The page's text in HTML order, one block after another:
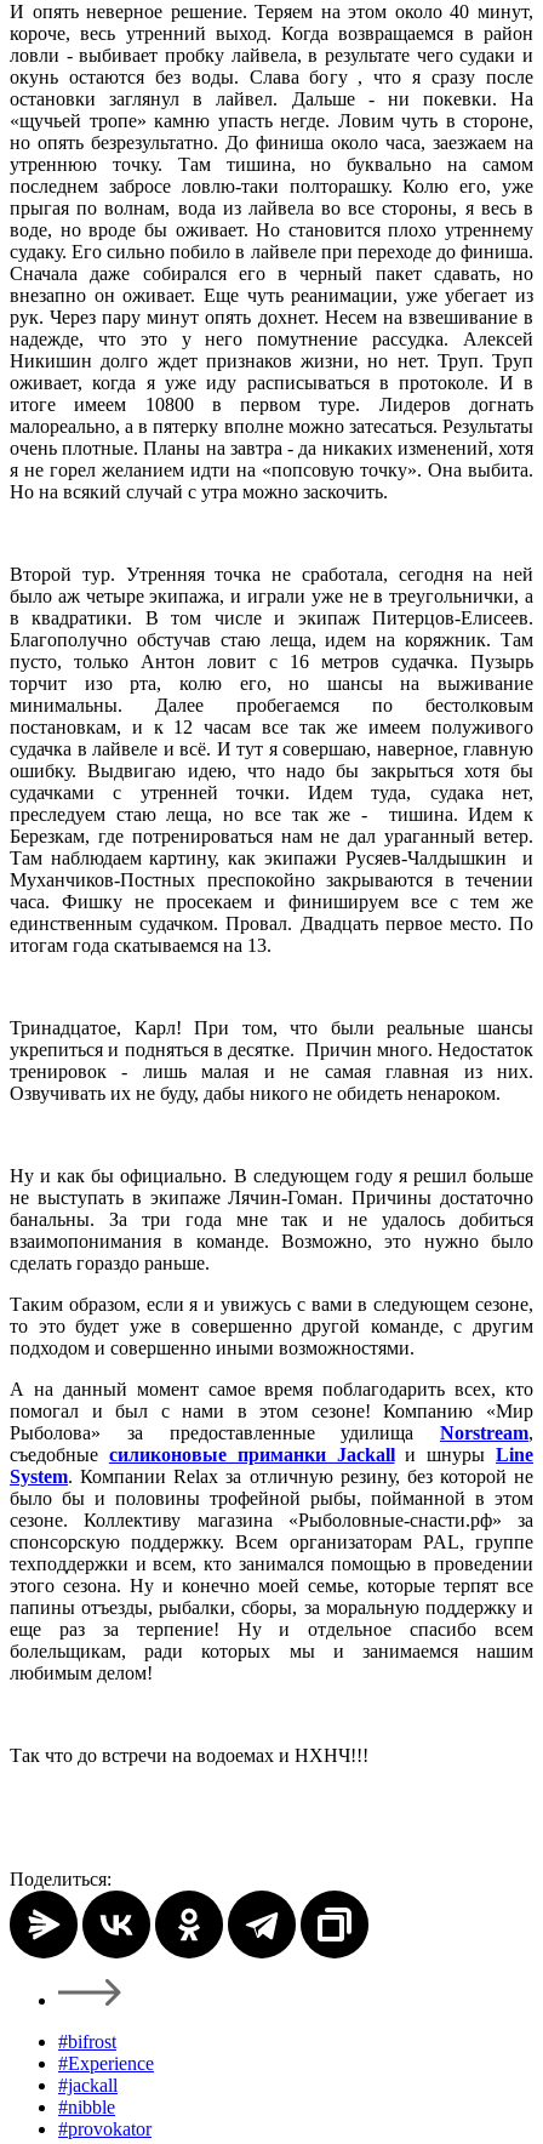
И опять неверное решение. Теряем на этом около 40 минут,
короче, весь утренний выход. Когда возвращаемся в район
ловли - выбивает пробку лайвела, в результате чего судаки и
окунь остаются без воды. Слава богу , что я сразу после
остановки заглянул в лайвел. Дальше - ни покевки. На
«щучьей тропе» камню упасть негде. Ловим чуть в стороне,
но опять безрезультатно. До финиша около часа, заезжаем на
утреннюю точку. Там тишина, но буквально на самом
последнем забросе ловлю-таки полторашку. Колю его, уже
прыгая по волнам, вода из лайвела во все стороны, я весь в
воде, но вроде бы оживает. Но становится плохо утреннему
судаку. Его сильно побило в лайвеле при переходе до финиша.
Сначала даже собирался его в черный пакет сдавать, но
внезапно он оживает. Еще чуть реанимации, уже убегает из
рук. Через пару минут опять дохнет. Несем на взвешивание в
надежде, что это у него помутнение рассудка. Алексей
Никишин долго ждет признаков жизни, но нет. Труп. Труп
оживает, когда я уже иду расписываться в протоколе. И в
итоге имеем 10800 в первом туре. Лидеров догнать
малореально, а в пятерку вполне можно затесаться. Результаты
очень плотные. Планы на завтра - да никаких изменений, хотя
я не горел желанием идти на «попсовую точку». Она выбита.
Но на всякий случай с утра можно заскочить.
Второй тур. Утренняя точка не сработала, сегодня на ней
было аж четыре экипажа, и играли уже не в треугольнички, а
в квадратики. В том числе и экипаж Питерцов-Елисеев.
Благополучно обстучав стаю леща, идем на коряжник. Там
пусто, только Антон ловит с 16 метров судачка. Пузырь
торчит изо рта, колю его, но шансы на выживание
минимальны. Далее пробегаемся по бестолковым
постановкам, и к 12 часам все так же имеем полуживого
судачка в лайвеле и всё. И тут я совершаю, наверное, главную
ошибку. Выдвигаю идею, что надо бы закрыться хотя бы
судачками с утренней точки. Идем туда, судака нет,
преследуем стаю леща, но все так же - тишина. Идем к
Березкам, где потренироваться нам не дал ураганный ветер.
Там наблюдаем картину, как экипажи Русяев-Чалдышкин и
Муханчиков-Постных преспокойно закрываются в течении
часа. Фишку не просекаем и финишируем все с тем же
единственным судачком. Провал. Двадцать первое место. По
итогам года скатываемся на 13.
Тринадцатое, Карл! При том, что были реальные шансы
укрепиться и подняться в десятке. Причин много. Недостаток
тренировок - лишь малая и не самая главная из них.
Озвучивать их не буду, дабы никого не обидеть ненароком.
Ну и как бы официально. В следующем году я решил больше
не выступать в экипаже Лячин-Гоман. Причины достаточно
банальны. За три года мне так и не удалось добиться
взаимопонимания в команде. Возможно, это нужно было
сделать гораздо раньше.
Таким образом, если я и увижусь с вами в следующем сезоне,
то это будет уже в совершенно другой команде, с другим
подходом и совершенно иными возможностями.
А на данный момент самое время поблагодарить всех, кто
помогал и был с нами в этом сезоне! Компанию «Мир
Рыболова» за предоставленные удилища Norstream,
съедобные силиконовые приманки Jackallи шнурыLine
System. Компании Relax за отличную резину, без которой не
было бы и половины трофейной рыбы, пойманной в этом
сезоне. Коллективу магазина «Рыболовные-снасти.рф» за
спонсорскую поддержку. Всем организаторам PAL, группе
техподдержки и всем, кто занимался помощью в проведении
этого сезона. Ну и конечно моей семье, которые терпят все
папины отъезды, рыбалки, сборы, за моральную поддержку и
еще раз за терпение! Ну и отдельное спасибо всем
болельщикам, ради которых мы и занимаемся нашим
любимым делом!
Так что до встречи на водоемах и НХНЧ!!!
Поделиться:
#bifrost
#Experience
#jackall
#nibble
#provokator